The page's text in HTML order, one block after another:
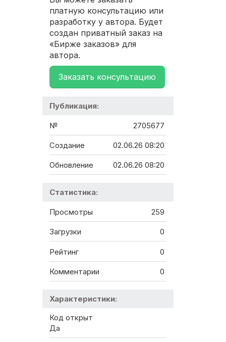
платную консультацию или
разработку у автора. Будет
создан приватный заказ на
«Бирже заказов» для
автора.
Заказать консультацию
Публикация:
№ 2705677
Создание 02.06.26 08:20
Обновление 02.06.26 08:20
Статистика:
Просмотры 259
Загрузки 0
Рейтинг 0
Комментарии 0
Характеристики:
Код открыт
Да